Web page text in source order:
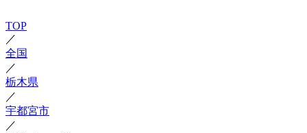
TOP
／
全国
／
栃木県
／
宇都宮市
／